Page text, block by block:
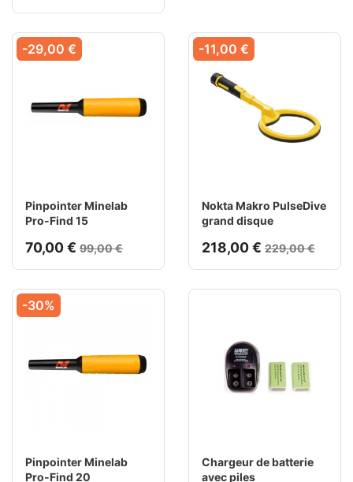
Pinpointer Minelab
Pro-Find 15
70,00 € 99,00 €
-29,00 €
Nokta Makro PulseDive
grand disque
218,00 € 229,00 €
-11,00 €
Pinpointer Minelab
Pro-Find 20
-30%
Chargeur de batterie
avec piles